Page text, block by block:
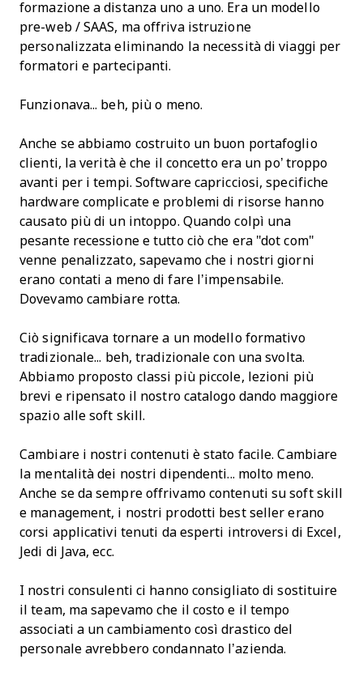
formazione a distanza uno a uno. Era un modello
pre-web / SAAS, ma offriva istruzione
personalizzata eliminando la necessità di viaggi per
formatori e partecipanti.
Funzionava... beh, più o meno.
Anche se abbiamo costruito un buon portafoglio
clienti, la verità è che il concetto era un po’ troppo
avanti per i tempi. Software capricciosi, specifiche
hardware complicate e problemi di risorse hanno
causato più di un intoppo. Quando colpì una
pesante recessione e tutto ciò che era "dot com"
venne penalizzato, sapevamo che i nostri giorni
erano contati a meno di fare l’impensabile.
Dovevamo cambiare rotta.
Ciò significava tornare a un modello formativo
tradizionale... beh, tradizionale con una svolta.
Abbiamo proposto classi più piccole, lezioni più
brevi e ripensato il nostro catalogo dando maggiore
spazio alle soft skill.
Cambiare i nostri contenuti è stato facile. Cambiare
la mentalità dei nostri dipendenti... molto meno.
Anche se da sempre offrivamo contenuti su soft skill
e management, i nostri prodotti best seller erano
corsi applicativi tenuti da esperti introversi di Excel,
Jedi di Java, ecc.
I nostri consulenti ci hanno consigliato di sostituire
il team, ma sapevamo che il costo e il tempo
associati a un cambiamento così drastico del
personale avrebbero condannato l’azienda.